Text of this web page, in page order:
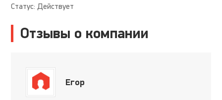
Статус: Действует
Отзывы о компании
Егор